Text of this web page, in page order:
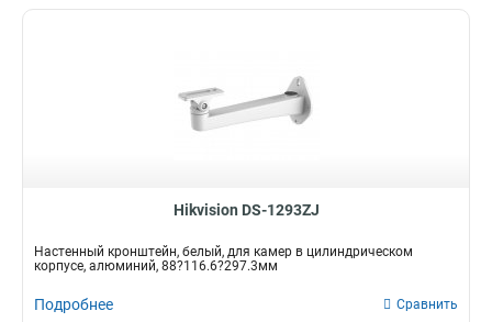
1
1
209х195х114мм 1
140х228х4125мм
Hikvision DS-1293ZJ
Настенный кронштейн, белый, для камер в цилиндрическом
корпусе, алюминий, 88?116.6?297.3мм
Подробнее Сравнить